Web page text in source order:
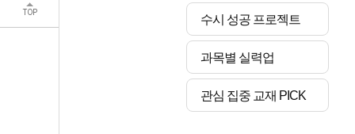
TOP
수시 성공 프로젝트
과목별 실력업
관심 집중 교재 PICK